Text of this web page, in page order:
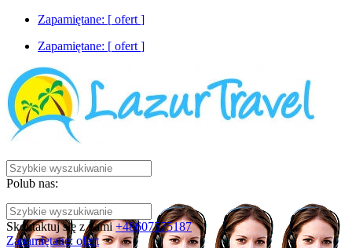
Zapamiętane: [ ofert ]
Zapamiętane: [ ofert ]
Polub nas:
Skontaktuj się z nami +48607575187
Zapamiętane: ofert